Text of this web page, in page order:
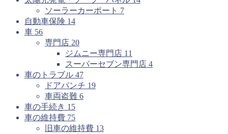
ソーラーカーポート 7
自動車保険 14
車 56
専門店 20
ジムニー専門店 11
スーパーセブン専門店 4
車のトラブル 47
ドアパンチ 19
車両盗難 6
車の手続き 15
車の維持費 75
旧車の維持費 13